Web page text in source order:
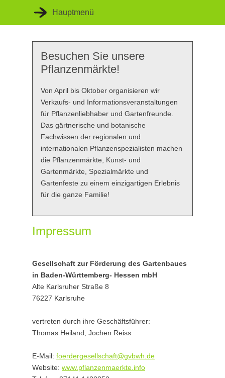
Hauptmenü
Startseite
Unser Konzept
Unsere Kompetenz
Besuchen Sie unsere
Pflanzenmärkte!
Von April bis Oktober organisieren wir
Verkaufs- und Informationsveranstaltungen
für Pflanzenliebhaber und Gartenfreunde.
Das gärtnerische und botanische
Fachwissen der regionalen und
internationalen Pflanzenspezialisten machen
die Pflanzenmärkte, Kunst- und
Gartenmärkte, Spezialmärkte und
Gartenfeste zu einem einzigartigen Erlebnis
für die ganze Familie!
Impressum
Gesellschaft zur Förderung des Gartenbaues
in Baden-Württemberg- Hessen mbH
Alte Karlsruher Straße 8
76227 Karlsruhe
vertreten durch ihre Geschäftsführer:
Thomas Heiland, Jochen Reiss
E-Mail: foerdergesellschaft@gvbwh.de
Website: www.pflanzenmaerkte.info